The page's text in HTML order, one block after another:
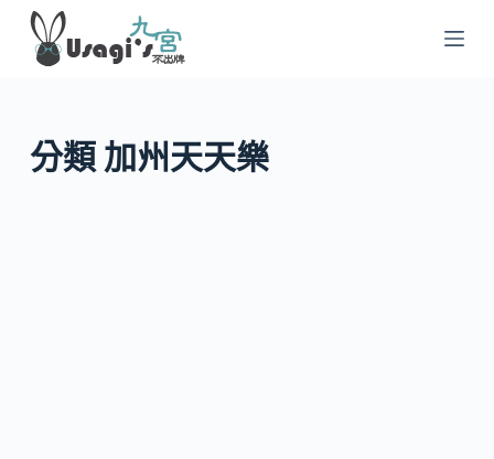
跳
至
內
容
分類加州天天樂